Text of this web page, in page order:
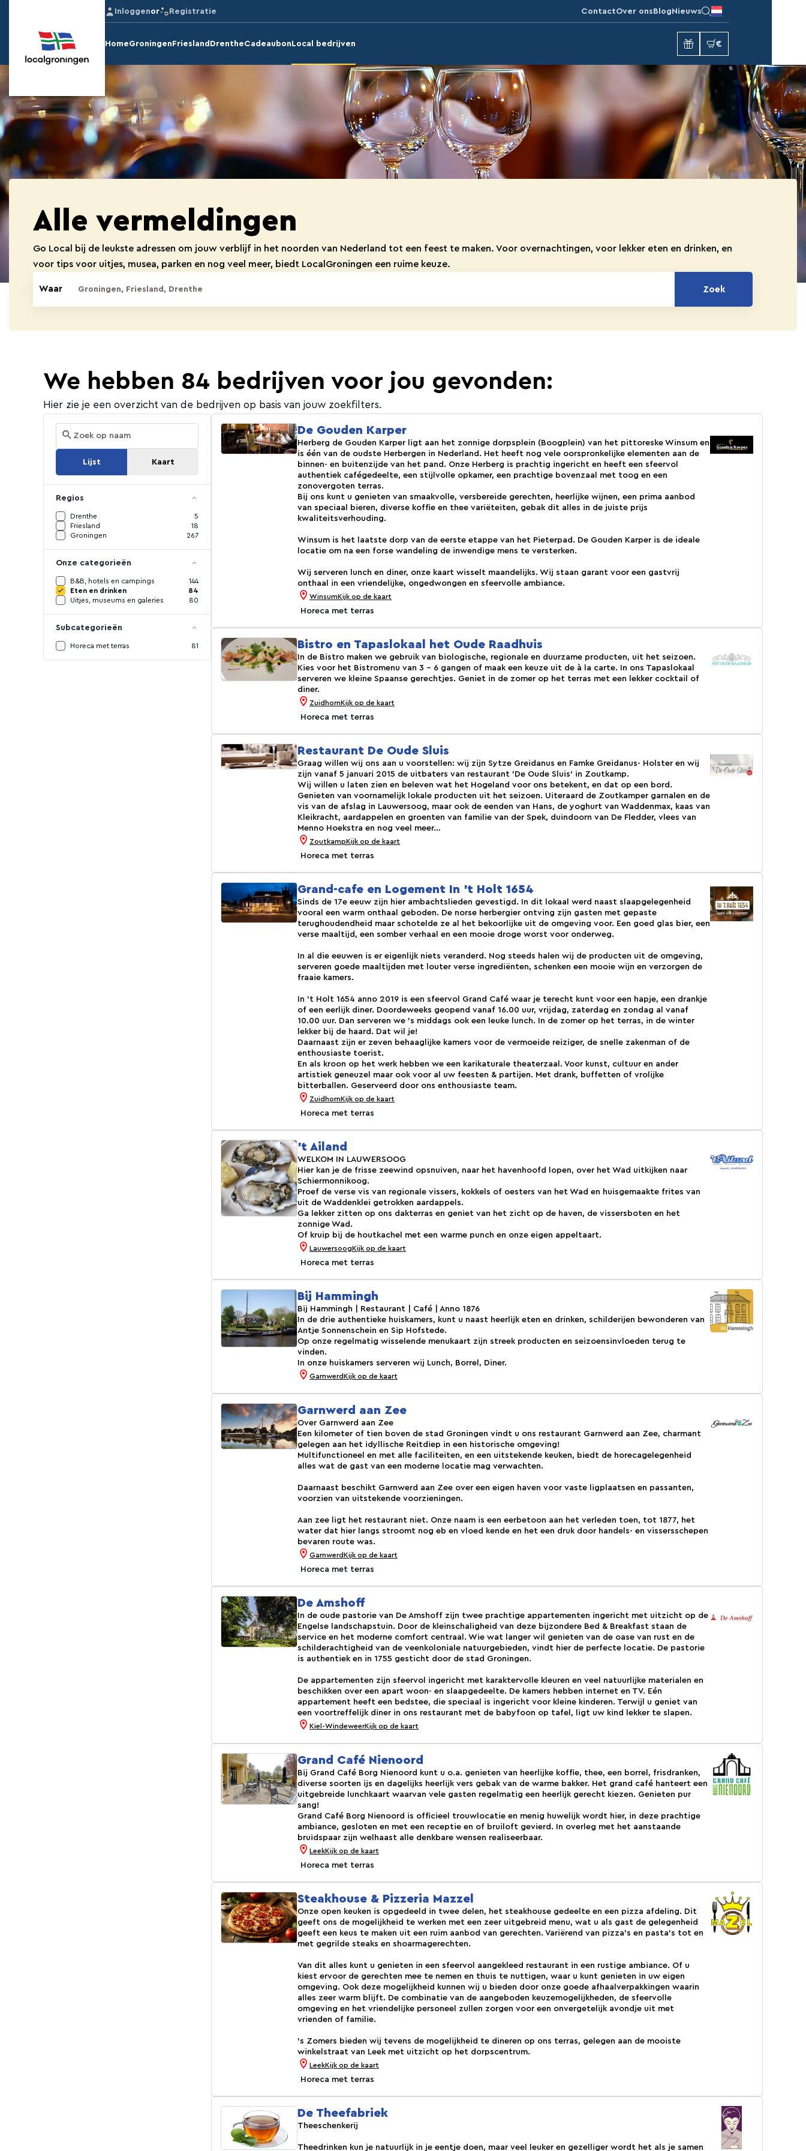
Inloggenor Registratie ContactOver ons Blog Nieuws
HomeGroningen Friesland DrentheCadeaubon Local bedrijven €
Alle vermeldingen
Go Local bij de leukste adressen om jouw verblijf in het noorden van Nederland tot een feest te maken. Voor overnachtingen, voor lekker eten en drinken, en
voor tips voor uitjes, musea, parken en nog veel meer, biedt LocalGroningen een ruime keuze.
Waar Zoek
We hebben 84 bedrijven voor jou gevonden:
Hier zie je een overzicht van de bedrijven op basis van jouw zoekfilters.
Lijst Kaart
Regios
Drenthe
5
Friesland
18
Groningen
267
Onze categorieën
B&B, hotels en campings
144
Eten en drinken
84
Uitjes, museums en galeries
80
Subcategorieën
Horeca met terras 81
De Gouden Karper
Herberg de Gouden Karper ligt aan het zonnige dorpsplein (Boogplein) van het pittoreske Winsum en
is één van de oudste Herbergen in Nederland. Het heeft nog vele oorspronkelijke elementen aan de
binnen- en buitenzijde van het pand. Onze Herberg is prachtig ingericht en heeft een sfeervol
authentiek cafégedeelte, een stijlvolle opkamer, een prachtige bovenzaal met toog en een
zonovergoten terras.
Bij ons kunt u genieten van smaakvolle, versbereide gerechten, heerlijke wijnen, een prima aanbod
van speciaal bieren, diverse koffie en thee variëteiten, gebak dit alles in de juiste prijs
kwaliteitsverhouding.
Winsum is het laatste dorp van de eerste etappe van het Pieterpad. De Gouden Karper is de ideale
locatie om na een forse wandeling de inwendige mens te versterken.
Wij serveren lunch en diner, onze kaart wisselt maandelijks. Wij staan garant voor een gastvrij
onthaal in een vriendelijke, ongedwongen en sfeervolle ambiance.
WinsumKijk op de kaart
Horeca met terras
Bistro en Tapaslokaal het Oude Raadhuis
In de Bistro maken we gebruik van biologische, regionale en duurzame producten, uit het seizoen.
Kies voor het Bistromenu van 3 - 6 gangen of maak een keuze uit de à la carte. In ons Tapaslokaal
serveren we kleine Spaanse gerechtjes. Geniet in de zomer op het terras met een lekker cocktail of
diner.
ZuidhornKijk op de kaart
Horeca met terras
Restaurant De Oude Sluis
Graag willen wij ons aan u voorstellen: wij zijn Sytze Greidanus en Famke Greidanus- Holster en wij
zijn vanaf 5 januari 2015 de uitbaters van restaurant 'De Oude Sluis' in Zoutkamp.
Wij willen u laten zien en beleven wat het Hogeland voor ons betekent, en dat op een bord.
Genieten van voornamelijk lokale producten uit het seizoen. Uiteraard de Zoutkamper garnalen en de
vis van de afslag in Lauwersoog, maar ook de eenden van Hans, de yoghurt van Waddenmax, kaas van
Kleikracht, aardappelen en groenten van familie van der Spek, duindoorn van De Fledder, vlees van
Menno Hoekstra en nog veel meer…
ZoutkampKijk op de kaart
Horeca met terras
Grand-cafe en Logement In 't Holt 1654
Sinds de 17e eeuw zijn hier ambachtslieden gevestigd. In dit lokaal werd naast slaapgelegenheid
vooral een warm onthaal geboden. De norse herbergier ontving zijn gasten met gepaste
terughoudendheid maar schotelde ze al het bekoorlijke uit de omgeving voor. Een goed glas bier, een
verse maaltijd, een somber verhaal en een mooie droge worst voor onderweg.
In al die eeuwen is er eigenlijk niets veranderd. Nog steeds halen wij de producten uit de omgeving,
serveren goede maaltijden met louter verse ingrediënten, schenken een mooie wijn en verzorgen de
fraaie kamers.
In ’t Holt 1654 anno 2019 is een sfeervol Grand Café waar je terecht kunt voor een hapje, een drankje
of een eerlijk diner. Doordeweeks geopend vanaf 16.00 uur, vrijdag, zaterdag en zondag al vanaf
10.00 uur. Dan serveren we ’s middags ook een leuke lunch. In de zomer op het terras, in de winter
lekker bij de haard. Dat wil je!
Daarnaast zijn er zeven behaaglijke kamers voor de vermoeide reiziger, de snelle zakenman of de
enthousiaste toerist.
En als kroon op het werk hebben we een karikaturale theaterzaal. Voor kunst, cultuur en ander
artistiek geneuzel maar ook voor al uw feesten & partijen. Met drank, buffetten of vrolijke
bitterballen. Geserveerd door ons enthousiaste team.
ZuidhornKijk op de kaart
Horeca met terras
't Ailand
WELKOM IN LAUWERS­OOG
Hier kan je de frisse zeewind opsnuiven, naar het havenhoofd lopen, over het Wad uitkijken naar
Schiermonnikoog.
Proef de verse vis van regionale vissers, kokkels of oesters van het Wad en huisgemaakte frites van
uit de Waddenklei getrokken aardappels.
Ga lekker zitten op ons dakterras en geniet van het zicht op de haven, de vissersboten en het
zonnige Wad.
Of kruip bij de houtkachel met een warme punch en onze eigen appeltaart.
LauwersoogKijk op de kaart
Horeca met terras
Bij Hammingh
Bij Hammingh | Restaurant | Café | Anno 1876
In de drie authentieke huiskamers, kunt u naast heerlijk eten en drinken, schilderijen bewonderen van
Antje Sonnenschein en Sip Hofstede.
Op onze regelmatig wisselende menukaart zijn streek producten en seizoensinvloeden terug te
vinden.
In onze huiskamers serveren wij Lunch, Borrel, Diner.
GarnwerdKijk op de kaart
Garnwerd aan Zee
Over Garnwerd aan Zee
Een kilometer of tien boven de stad Groningen vindt u ons restaurant Garnwerd aan Zee, charmant
gelegen aan het idyllische Reitdiep in een historische omgeving!
Multifunctioneel en met alle faciliteiten, en een uitstekende keuken, biedt de horecagelegenheid
alles wat de gast van een moderne locatie mag verwachten.
Daarnaast beschikt Garnwerd aan Zee over een eigen haven voor vaste ligplaatsen en passanten,
voorzien van uitstekende voorzieningen.
Aan zee ligt het restaurant niet. Onze naam is een eerbetoon aan het verleden toen, tot 1877, het
water dat hier langs stroomt nog eb en vloed kende en het een druk door handels- en vissersschepen
bevaren route was.
GarnwerdKijk op de kaart
Horeca met terras
De Amshoff
In de oude pastorie van De Amshoff zijn twee prachtige appartementen ingericht met uitzicht op de
Engelse landschapstuin. Door de kleinschaligheid van deze bijzondere Bed & Breakfast staan de
service en het moderne comfort centraal. Wie wat langer wil genieten van de oase van rust en de
schilderachtigheid van de veenkoloniale natuurgebieden, vindt hier de perfecte locatie. De pastorie
is authentiek en in 1755 gesticht door de stad Groningen.
De appartementen zijn sfeervol ingericht met karaktervolle kleuren en veel natuurlijke materialen en
beschikken over een apart woon- en slaapgedeelte. De kamers hebben internet en TV. Eén
appartement heeft een bedstee, die speciaal is ingericht voor kleine kinderen. Terwijl u geniet van
een voortreffelijk diner in ons restaurant met de babyfoon op tafel, ligt uw kind lekker te slapen.
Kiel-WindeweerKijk op de kaart
Grand Café Nienoord
Bij Grand Café Borg Nienoord kunt u o.a. genieten van heerlijke koffie, thee, een borrel, frisdranken,
diverse soorten ijs en dagelijks heerlijk vers gebak van de warme bakker. Het grand café hanteert een
uitgebreide lunchkaart waarvan vele gasten regelmatig een heerlijk gerecht kiezen. Genieten pur
sang!
Grand Café Borg Nienoord is officieel trouwlocatie en menig huwelijk wordt hier, in deze prachtige
ambiance, gesloten en met een receptie en of bruiloft gevierd. In overleg met het aanstaande
bruidspaar zijn welhaast alle denkbare wensen realiseerbaar.
LeekKijk op de kaart
Horeca met terras
Steakhouse & Pizzeria Mazzel
Onze open keuken is opgedeeld in twee delen, het steakhouse gedeelte en een pizza afdeling. Dit
geeft ons de mogelijkheid te werken met een zeer uitgebreid menu, wat u als gast de gelegenheid
geeft een keus te maken uit een ruim aanbod van gerechten. Variërend van pizza’s en pasta’s tot en
met gegrilde steaks en shoarmagerechten.
Van dit alles kunt u genieten in een sfeervol aangekleed restaurant in een rustige ambiance. Of u
kiest ervoor de gerechten mee te nemen en thuis te nuttigen, waar u kunt genieten in uw eigen
omgeving. Ook deze mogelijkheid kunnen wij u bieden door onze goede afhaalverpakkingen waarin
alles zeer warm blijft. De combinatie van de aangeboden keuzemogelijkheden, de sfeervolle
omgeving en het vriendelijke personeel zullen zorgen voor een onvergetelijk avondje uit met
vrienden of familie.
’s Zomers bieden wij tevens de mogelijkheid te dineren op ons terras, gelegen aan de mooiste
winkelstraat van Leek met uitzicht op het dorpscentrum.
LeekKijk op de kaart
Horeca met terras
De Theefabriek
Theeschenkerij
Theedrinken kun je natuurlijk in je eentje doen, maar veel leuker en gezelliger wordt het als je samen